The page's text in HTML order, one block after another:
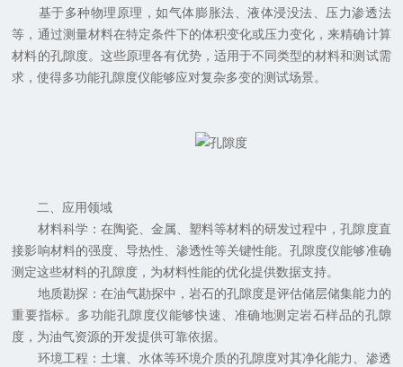
基于多种物理原理，如气体膨胀法、液体浸没法、压力渗透法
等，通过测量材料在特定条件下的体积变化或压力变化，来精确计算
材料的孔隙度。这些原理各有优势，适用于不同类型的材料和测试需
求，使得多功能孔隙度仪能够应对复杂多变的测试场景。
二、应用领域
材料科学：在陶瓷、金属、塑料等材料的研发过程中，孔隙度直
接影响材料的强度、导热性、渗透性等关键性能。孔隙度仪能够准确
测定这些材料的孔隙度，为材料性能的优化提供数据支持。
地质勘探：在油气勘探中，岩石的孔隙度是评估储层储集能力的
重要指标。多功能孔隙度仪能够快速、准确地测定岩石样品的孔隙
度，为油气资源的开发提供可靠依据。
环境工程：土壤、水体等环境介质的孔隙度对其净化能力、渗透